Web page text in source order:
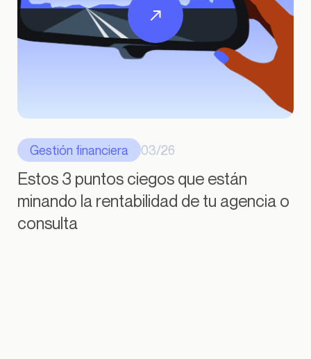
Gestión financiera 03/26
Estos 3 puntos ciegos que están
minando la rentabilidad de tu agencia o
consulta